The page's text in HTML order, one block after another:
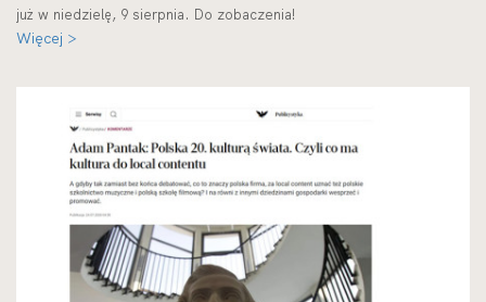
już w niedzielę, 9 sierpnia. Do zobaczenia!
Więcej >